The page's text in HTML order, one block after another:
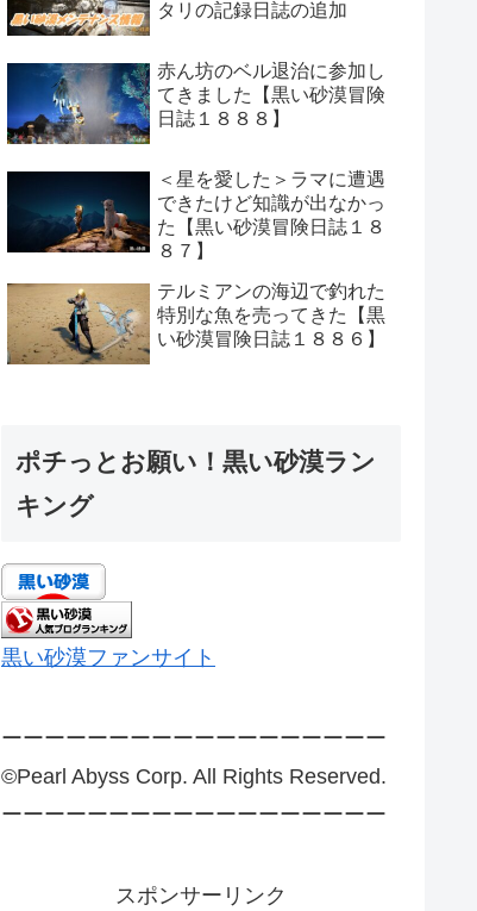
タリの記録日誌の追加
赤ん坊のベル退治に参加し
てきました【黒い砂漠冒険
日誌１８８８】
＜星を愛した＞ラマに遭遇
できたけど知識が出なかっ
た【黒い砂漠冒険日誌１８
８７】
テルミアンの海辺で釣れた
特別な魚を売ってきた【黒
い砂漠冒険日誌１８８６】
ポチっとお願い！黒い砂漠ラン
キング
黒い砂漠ファンサイト
ーーーーーーーーーーーーーーーーーー
©Pearl Abyss Corp. All Rights Reserved.
ーーーーーーーーーーーーーーーーーー
スポンサーリンク